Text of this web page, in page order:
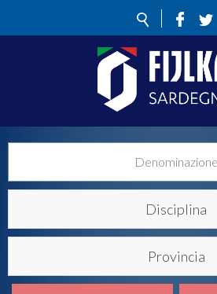
Disciplina
Provincia